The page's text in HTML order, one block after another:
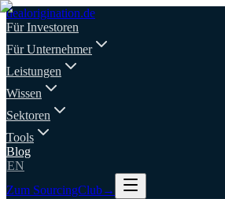
dealorigination.de
Für Investoren
Für Unternehmer
Leistungen
Wissen
Sektoren
Tools
Blog
EN
Zum SourcingClub→